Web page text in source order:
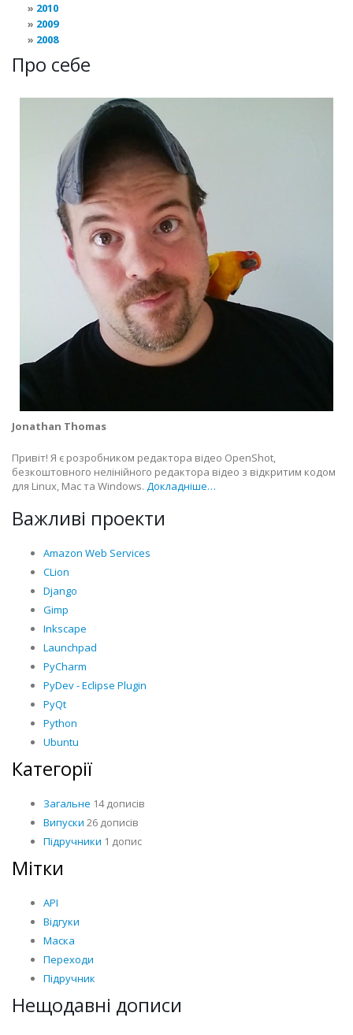
2010
2009
2008
Про себе
Jonathan Thomas
Привіт! Я є розробником редактора відео OpenShot,
безкоштовного нелінійного редактора відео з відкритим кодом
для Linux, Mac та Windows. Докладніше…
Важливі проекти
Amazon Web Services
CLion
Django
Gimp
Inkscape
Launchpad
PyCharm
PyDev - Eclipse Plugin
PyQt
Python
Ubuntu
Категорії
Загальне 14 дописів
Випуски 26 дописів
Підручники 1 допис
Мітки
API
Відгуки
Маска
Переходи
Підручник
Нещодавні дописи